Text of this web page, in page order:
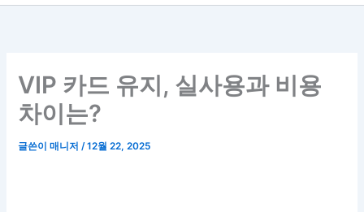
로
VIP 카드 유지, 실사용과 비용
차이는?
글쓴이매니저/12월 22, 2025